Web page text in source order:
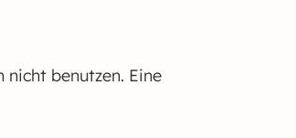
benutzen. Eine